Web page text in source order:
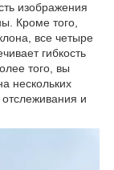
изображения
Кроме того,
все четыре
гибкость
того, вы
нескольких
и